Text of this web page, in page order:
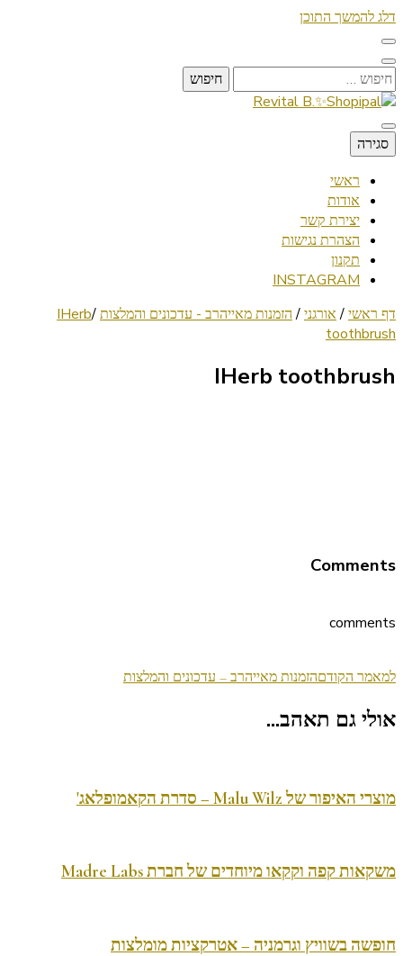
דלג להמשך התוכן
חיפוש:
Revital B.✨Shopipal
Lifestyle ✦ Beauty ✦ Vegan ✦ Travel
סגירה
ראשי
אודות
יצירת קשר
הצהרת נגישות
תקנון
INSTAGRAM
דף ראשי/ אורגני/ הזמנות מאייהרב - עדכונים והמלצות/
IHerb
toothbrush
IHerb toothbrush
Comments
comments
ניווט
בפוסטים
למאמר הקודםהזמנות מאייהרב – עדכונים והמלצות
אולי גם תאהב...
מוצרי האיפור של Malu Wilz – סדרת הקאמופלאג'
משקאות קפה וקקאו מיוחדים של חברת Madre Labs
חופשה בשוויץ וגרמניה – אטרקציות מומלצות